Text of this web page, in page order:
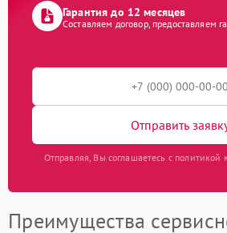
Гарантия до 12 месяцев
Составляем договор, предоставляем
Отправить
Отправляя, Вы соглашаетесь с политикой
Преимущества